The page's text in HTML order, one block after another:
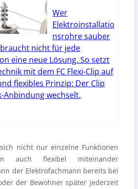
Wer
Elektroinstallatio
nsrohre sauber
nicht für jede
eine neue Lösung. So setzt
mit dem FC Flexi-Clip auf
flexibles Prinzip: Der Clip
Anbindung wechselt.
nicht nur einzelne Funktionen
auch flexibel miteinander
der Elektrofachmann bereits bei
der Bewohner später jederzeit